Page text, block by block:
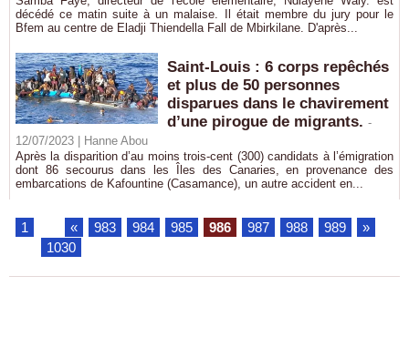
décédé ce matin suite à un malaise. Il était membre du jury pour le
Bfem au centre de Eladji Thiendella Fall de Mbirkilane. D'après...
Saint-Louis : 6 corps repêchés
et plus de 50 personnes
disparues dans le chavirement
d’une pirogue de migrants. -
12/07/2023 |
Hanne Abou
Après la disparition d’au moins trois-cent (300) candidats à l’émigration
dont 86 secourus dans les Îles des Canaries, en provenance des
embarcations de Kafountine (Casamance), un autre accident en...
1 « 983 984 985 986 987 988 989
»
1030